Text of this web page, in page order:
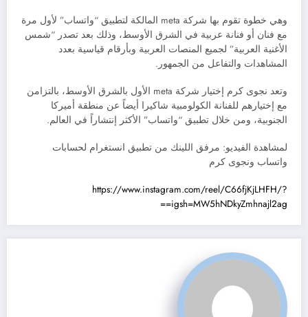
وهي خطوة تقوم بها شركة meta المالكة لتطبيق “واتساب” لأول مرة
مع فنان أو فنانة عربية في الشرق الأوسط، وذلك بعد تصدر “شمس
الأغنية العربية” لجميع المنصات العربية وبأرقام قياسية بعدد
المشاهدات والتفاعل من الجمهور.
وتعد نجوى كرم إختيار شركة meta الأول بالشرق الأوسط، بالتزامن
مع إختيارهم للفنانة الكولومبية شاكيرا أيضاً عن منطقة أميركا
الجنوبية، ومن خلال تطبيق “واتساب” الأكثر إنتشاراً في العالم.
لمشاهدة الفيديو: مرفق اللينك من تطبيق انستغرام لحسابات
واتساب ونجوى كرم
https://www.instagram.com/reel/C66fjKjLHFH/?
igsh=MW5hNDkyZmhnajl2ag==